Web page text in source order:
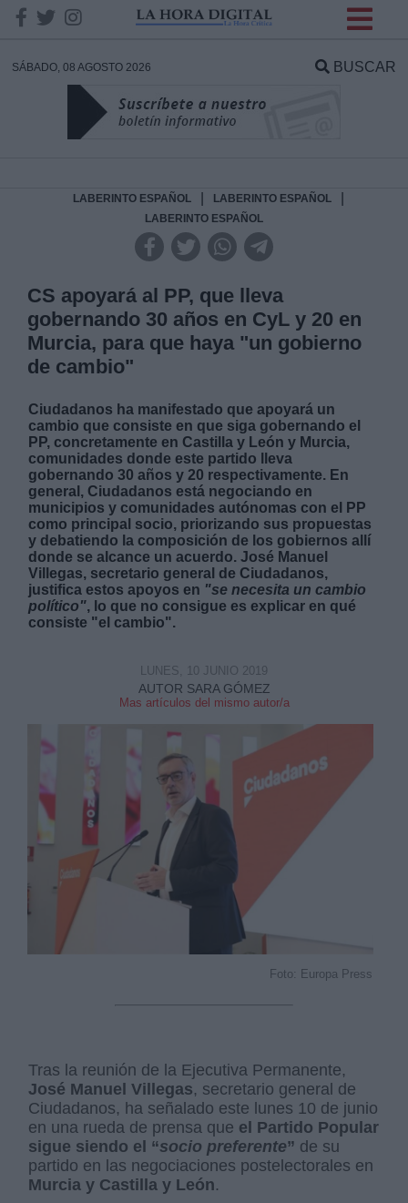
SÁBADO, 08 AGOSTO 2026 BUSCAR
LABERINTO ESPAÑOL LABERINTO ESPAÑOL
LABERINTO ESPAÑOL
CS apoyará al PP, que lleva
gobernando 30 años en CyL y 20 en
Murcia, para que haya "un gobierno
de cambio"
Ciudadanos ha manifestado que apoyará un
cambio que consiste en que siga gobernando el
PP, concretamente en Castilla y León y Murcia,
comunidades donde este partido lleva
gobernando 30 años y 20 respectivamente. En
general, Ciudadanos está negociando en
municipios y comunidades autónomas con el PP
como principal socio, priorizando sus propuestas
y debatiendo la composición de los gobiernos allí
donde se alcance un acuerdo. José Manuel
Villegas, secretario general de Ciudadanos,
justifica estos apoyos en "se necesita un cambio
político", lo que no consigue es explicar en qué
consiste "el cambio".
AUTOR SARA GÓMEZ
Mas artículos del mismo autor/a
LUNES, 10 JUNIO 2019
Foto: Europa Press
Tras la reunión de la Ejecutiva Permanente,
José Manuel Villegas, secretario general de
Ciudadanos, ha señalado este lunes 10 de junio
en una rueda de prensa que el Partido Popular
sigue siendo el “socio preferente” de su
partido en las negociaciones postelectorales en
Murcia y Castilla y León.
DATOS
Responsable:
Legitimación:
Destinatarios:
Derechos:
link
Información adicional
link